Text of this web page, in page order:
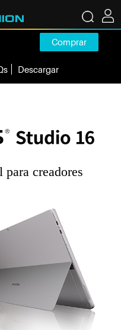
Comprar
Descargar
creadores